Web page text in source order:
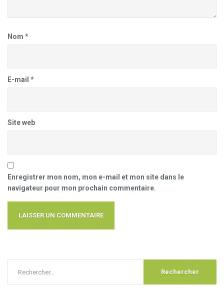
Nom *
E-mail *
Site web
Enregistrer mon nom, mon e-mail et mon site dans le
navigateur pour mon prochain commentaire.